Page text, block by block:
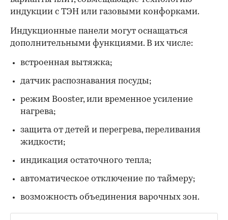
индукции с ТЭН или газовыми конфорками.
Индукционные панели могут оснащаться
дополнительными функциями. В их числе:
встроенная вытяжка;
датчик распознавания посуды;
режим Booster, или временное усиление
нагрева;
защита от детей и перегрева, переливания
жидкости;
индикация остаточного тепла;
автоматическое отключение по таймеру;
возможность объединения варочных зон.